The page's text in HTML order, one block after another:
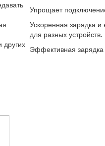
Упрощает
Ускоренная зарядка и
для разных устройств.
других
Эффективная зарядка